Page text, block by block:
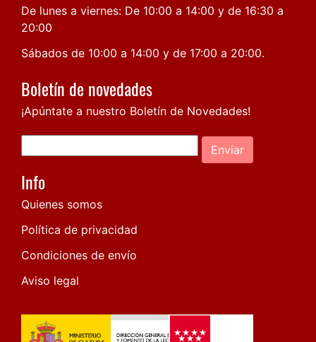
De lunes a viernes: De 10:00 a 14:00 y de 16:30 a
20:00
Sábados de 10:00 a 14:00 y de 17:00 a 20:00.
Boletín de novedades
¡Apúntate a nuestro Boletín de Novedades!
Enviar
Info
Quienes somos
Política de privacidad
Condiciones de envío
Aviso legal